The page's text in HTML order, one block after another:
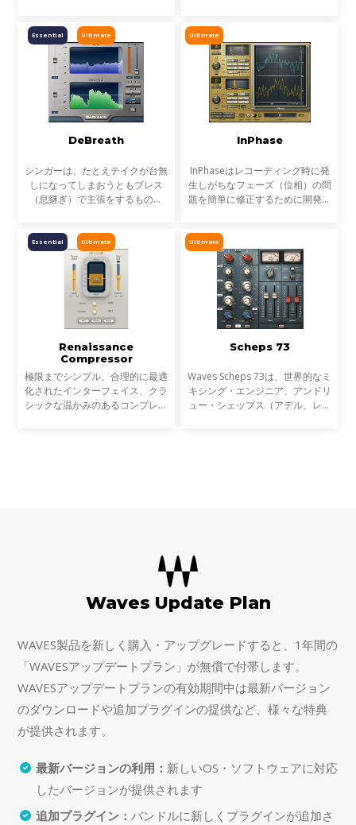
なチャンネル・ストリップ・プラ
グインです。Andrew自身が長年
Ultimate
Essential
DeBreath
シンガーは、たとえテイクが台無
しになってしまおうともブレス
（息継ぎ）で主張をするもので
あるいは除去することができま
す。つまり、シンガーはエンジ
Ultimate
InPhase
InPhaseはレコーディング時に発
生しがちなフェーズ（位相）の問
題を簡単に修正するために開発さ
フェーズのアライメント作業、複
雑なフェーズの修正を
Ultimate
Essential
Renaissance
Compressor
極限までシンプル、合理的に最適
化されたインターフェイス、クラ
シックな温かみのあるコンプレッ
Ultimate
Scheps 73
Waves Scheps 73は、世界的なミ
キシング・エンジニア、アンドリ
ュー・シェップス（アデル、レッ
Waves Update Plan
WAVES製品を新しく購入・アップグレードすると、1年間の
「WAVESアップデートプラン」が無償で付帯します。
WAVESアップデートプランの有効期間中は最新バージョン
のダウンロードや追加プラグインの提供など、様々な特典
が提供されます。
最新バージョンの利用： 新しいOS・ソフトウェアに対応
したバージョンが提供されます
追加プラグイン： バンドルに新しくプラグインが追加さ